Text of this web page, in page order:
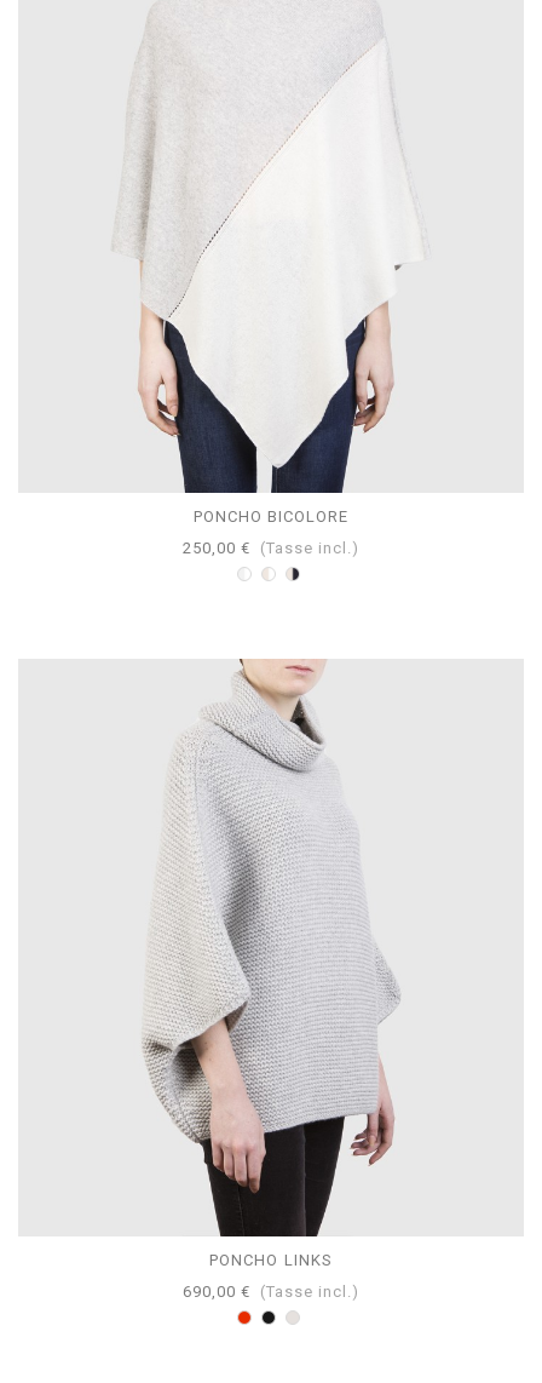
PONCHO BICOLORE
250,00 €
(Tasse incl.)
Bicolore
Bianco-
Bicolore
Bianco-
Bicolore
Navy-
PONCHO LINKS
690,00 €
(Tasse incl.)
Rosso
NeroPerla